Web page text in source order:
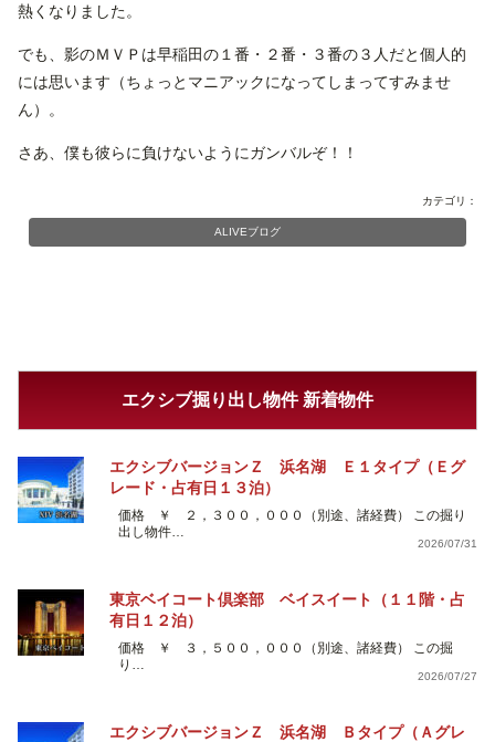
熱くなりました。
でも、影のＭＶＰは早稲田の１番・２番・３番の３人だと個人的
には思います（ちょっとマニアックになってしまってすみませ
ん）。
さあ、僕も彼らに負けないようにガンバルぞ！！
カテゴリ：
ALIVEブログ
エクシブ掘り出し物件 新着物件
エクシブバージョンＺ 浜名湖 Ｅ１タイプ（Ｅグ
レード・占有日１３泊）
価格 ￥ ２，３００，０００（別途、諸経費） この掘り
出し物件…
2026/07/31
東京ベイコート倶楽部 ベイスイート（１１階・占
有日１２泊）
価格 ￥ ３，５００，０００（別途、諸経費） この掘
り…
2026/07/27
エクシブバージョンＺ 浜名湖 Ｂタイプ（Ａグレ